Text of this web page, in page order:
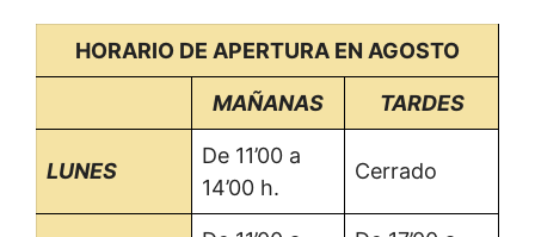
HORARIO DE APERTURA EN AGOSTO
MAÑANAS TARDES
LUNES
De 11’00 a
14’00 h.
Cerrado